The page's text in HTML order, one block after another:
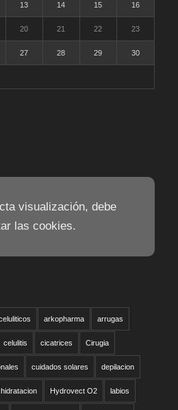
13 14 15 16
20 21 22 23
27 28 29 30
visualización, debe
las cookies.
arkopharma arrugas
celulitis cicatrices Cirugia
cuidados solares depilacion
hidratacion Hydrovect O2 labios